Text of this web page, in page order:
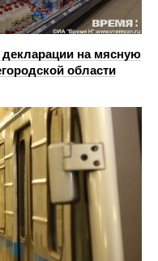
декларации на мясную
области